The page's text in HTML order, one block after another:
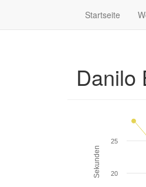
Startseite
Danilo
Sekunden 20
25